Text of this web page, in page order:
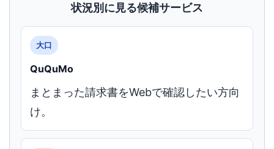
状況別に見る候補サービス
大口
QuQuMo
まとまった請求書をWebで確認したい方向
け。